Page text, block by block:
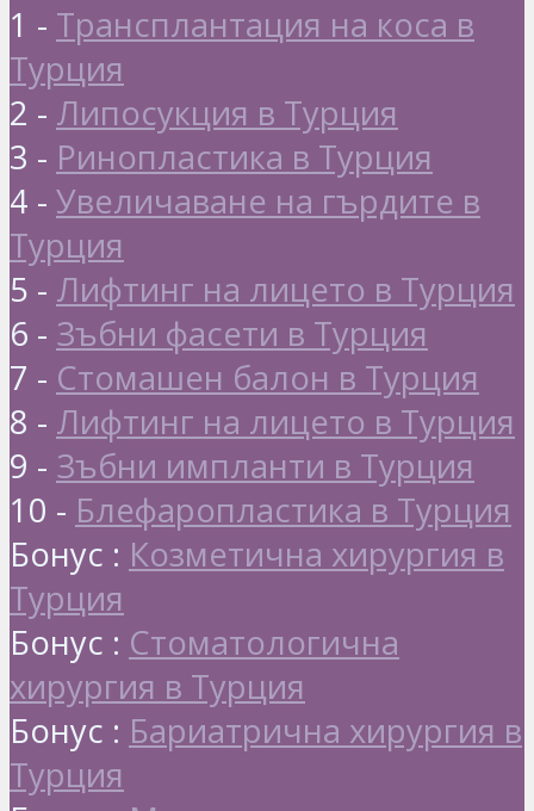
1 - Трансплантация на коса в
Турция
2 - Липосукция в Турция
3 - Ринопластика в Турция
4 - Увеличаване на гърдите в
Турция
5 - Лифтинг на лицето в Турция
6 - Зъбни фасети в Турция
7 - Стомашен балон в Турция
8 - Лифтинг на лицето в Турция
9 - Зъбни импланти в Турция
10 - Блефаропластика в Турция
Бонус : Козметична хирургия в
Турция
Бонус : Стоматологична
хирургия в Турция
Бонус : Бариатрична хирургия в
Турция